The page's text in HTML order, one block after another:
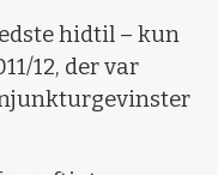
hidtil – kun
12, der var